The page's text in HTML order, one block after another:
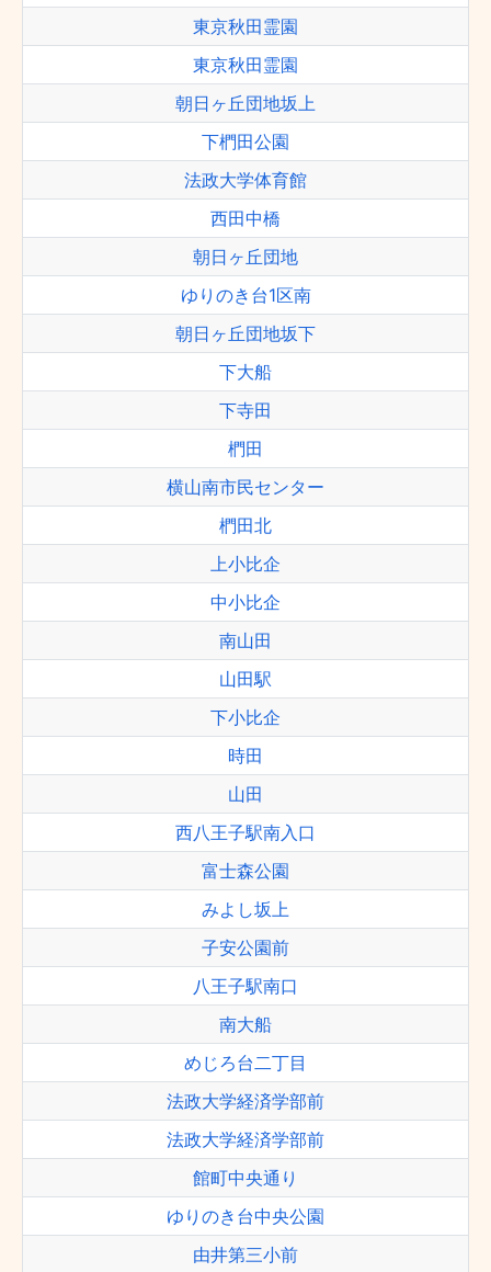
東京秋田霊園
東京秋田霊園
朝日ヶ丘団地坂上
下椚田公園
法政大学体育館
西田中橋
朝日ヶ丘団地
ゆりのき台1区南
朝日ヶ丘団地坂下
下大船
下寺田
椚田
横山南市民センター
椚田北
上小比企
中小比企
南山田
山田駅
下小比企
時田
山田
西八王子駅南入口
富士森公園
みよし坂上
子安公園前
八王子駅南口
南大船
めじろ台二丁目
法政大学経済学部前
法政大学経済学部前
館町中央通り
ゆりのき台中央公園
由井第三小前